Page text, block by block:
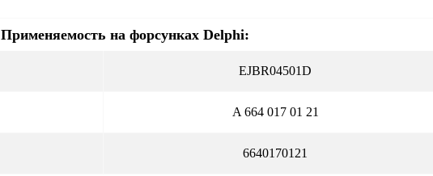
Применяемость на форсунках Delphi:
EJBR04501D
A 664 017 01 21
6640170121